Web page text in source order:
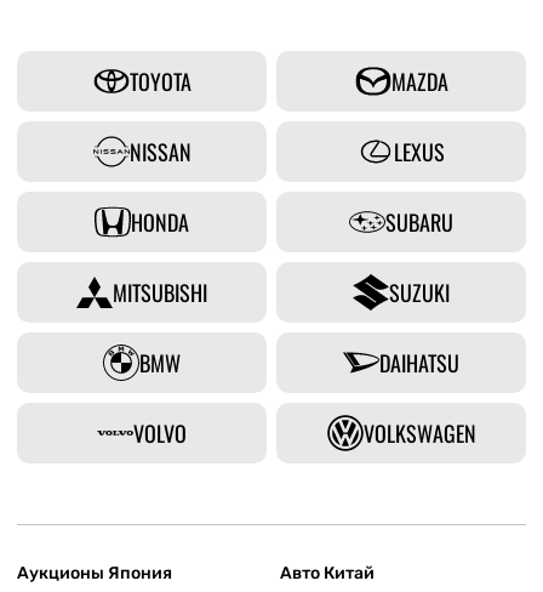
TOYOTA MAZDA
NISSAN LEXUS
HONDA SUBARU
MITSUBISHI SUZUKI
BMW DAIHATSU
VOLVO VOLKSWAGEN
Аукционы Япония
Авто Китай